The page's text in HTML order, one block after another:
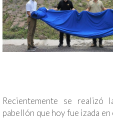
Recientemente se realizó
pabellón que hoy fue izada